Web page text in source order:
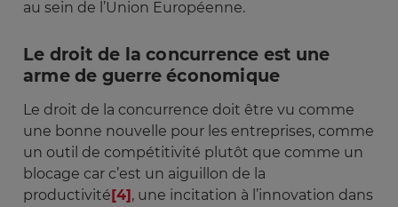
au sein de l’Union Européenne.
Le droit de la concurrence est une
arme de guerre économique
Le droit de la concurrence doit être vu comme
une bonne nouvelle pour les entreprises, comme
un outil de compétitivité plutôt que comme un
blocage car c’est un aiguillon de la
productivité [4] , une incitation à l’innovation dans